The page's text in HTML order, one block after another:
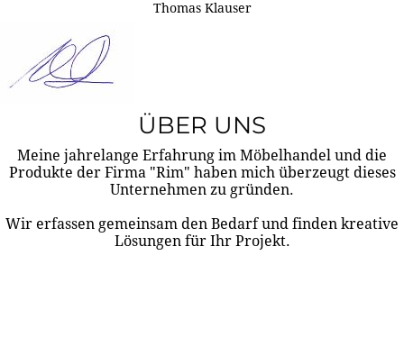
Thomas Klauser
ÜBER UNS
Meine jahrelange Erfahrung im Möbelhandel und die
Produkte der Firma "Rim" haben mich überzeugt dieses
Unternehmen zu gründen.
Wir erfassen gemeinsam den Bedarf und finden kreative
Lösungen für Ihr Projekt.